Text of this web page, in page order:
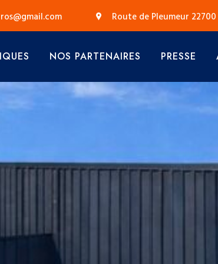
Route de Pleumeur
NOS PARTENAIRES PRESSE